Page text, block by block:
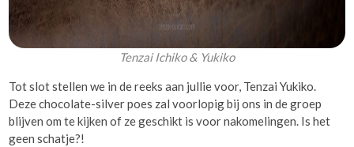
Tenzai Ichiko & Yukiko
Tot slot stellen we in de reeks aan jullie voor, Tenzai Yukiko.
Deze chocolate-silver poes zal voorlopig bij ons in de groep
blijven om te kijken of ze geschikt is voor nakomelingen. Is het
geen schatje?!